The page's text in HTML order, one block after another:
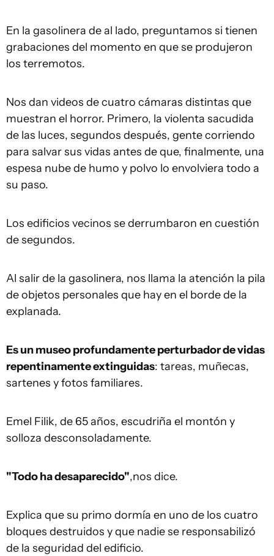
En la gasolinera de al lado, preguntamos si tienen
grabaciones del momento en que se produjeron
los terremotos.
Nos dan videos de cuatro cámaras distintas que
muestran el horror. Primero, la violenta sacudida
de las luces, segundos después, gente corriendo
para salvar sus vidas antes de que, finalmente, una
espesa nube de humo y polvo lo envolviera todo a
su paso.
Los edificios vecinos se derrumbaron en cuestión
de segundos.
Al salir de la gasolinera, nos llama la atención la pila
de objetos personales que hay en el borde de la
explanada.
Es un museo profundamente perturbador de vidas
repentinamente extinguidas: tareas, muñecas,
sartenes y fotos familiares.
Emel Filik, de 65 años, escudriña el montón y
solloza desconsoladamente.
"Todo ha desaparecido",nos dice.
Explica que su primo dormía en uno de los cuatro
bloques destruidos y que nadie se responsabilizó
de la seguridad del edificio.